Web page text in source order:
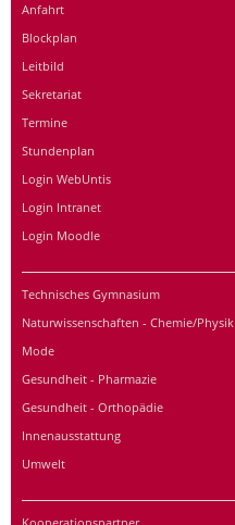
Anfahrt
Blockplan
Leitbild
Sekretariat
Termine
Stundenplan
Login WebUntis
Login Intranet
Login Moodle
Technisches Gymnasium
Naturwissenschaften - Chemie/Physik
Mode
Gesundheit - Pharmazie
Gesundheit - Orthopädie
Innenausstattung
Umwelt